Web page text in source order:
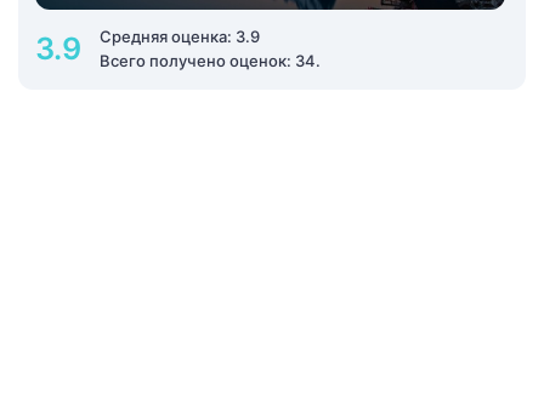
3.9
Средняя оценка: 3.9
Всего получено оценок: 34.